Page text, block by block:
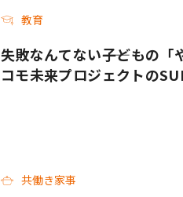
教育
失敗なんてない――子どもの
コモ未来プロジェクトの
共働き家事